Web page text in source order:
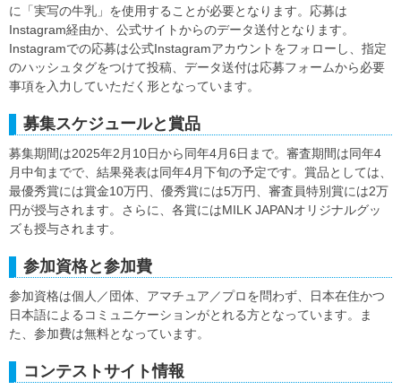
に「実写の牛乳」を使用することが必要となります。応募は
Instagram経由か、公式サイトからのデータ送付となります。
Instagramでの応募は公式Instagramアカウントをフォローし、指定
のハッシュタグをつけて投稿、データ送付は応募フォームから必要
事項を入力していただく形となっています。
募集スケジュールと賞品
募集期間は2025年2月10日から同年4月6日まで。審査期間は同年4
月中旬までで、結果発表は同年4月下旬の予定です。賞品としては、
最優秀賞には賞金10万円、優秀賞には5万円、審査員特別賞には2万
円が授与されます。さらに、各賞にはMILK JAPANオリジナルグッ
ズも授与されます。
参加資格と参加費
参加資格は個人／団体、アマチュア／プロを問わず、日本在住かつ
日本語によるコミュニケーションがとれる方となっています。ま
た、参加費は無料となっています。
コンテストサイト情報